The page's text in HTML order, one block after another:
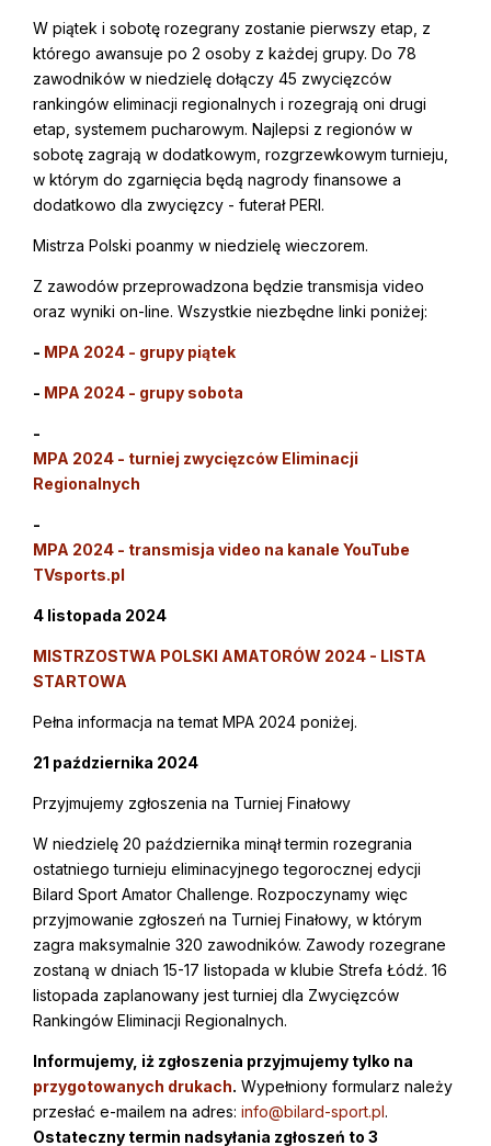
W piątek i sobotę rozegrany zostanie pierwszy etap, z
którego awansuje po 2 osoby z każdej grupy. Do 78
zawodników w niedzielę dołączy 45 zwycięzców
rankingów eliminacji regionalnych i rozegrają oni drugi
etap, systemem pucharowym. Najlepsi z regionów w
sobotę zagrają w dodatkowym, rozgrzewkowym turnieju,
w którym do zgarnięcia będą nagrody finansowe a
dodatkowo dla zwycięzcy - futerał PERI.
Mistrza Polski poanmy w niedzielę wieczorem.
Z zawodów przeprowadzona będzie transmisja video
oraz wyniki on-line. Wszystkie niezbędne linki poniżej:
- MPA 2024 - grupy piątek
- MPA 2024 - grupy sobota
-
MPA 2024 - turniej zwycięzców Eliminacji
Regionalnych
-
MPA 2024 - transmisja video na kanale YouTube
TVsports.pl
4 listopada 2024
MISTRZOSTWA POLSKI AMATORÓW 2024 - LISTA
STARTOWA
Pełna informacja na temat MPA 2024 poniżej.
21 października 2024
Przyjmujemy zgłoszenia na Turniej Finałowy
W niedzielę 20 października minął termin rozegrania
ostatniego turnieju eliminacyjnego tegorocznej edycji
Bilard Sport Amator Challenge. Rozpoczynamy więc
przyjmowanie zgłoszeń na Turniej Finałowy, w którym
zagra maksymalnie 320 zawodników. Zawody rozegrane
zostaną w dniach 15-17 listopada w klubie Strefa Łódź. 16
listopada zaplanowany jest turniej dla Zwycięzców
Rankingów Eliminacji Regionalnych.
Informujemy, iż zgłoszenia przyjmujemy tylko na
przygotowanych drukach. Wypełniony formularz należy
przesłać e-mailem na adres: info@bilard-sport.pl.
Ostateczny termin nadsyłania zgłoszeń to 3